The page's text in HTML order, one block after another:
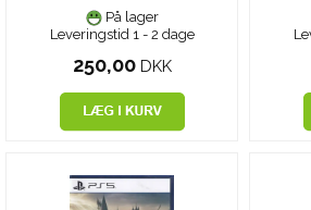
På lager
Leveringstid 1 - 2 dage
250,00 DKK